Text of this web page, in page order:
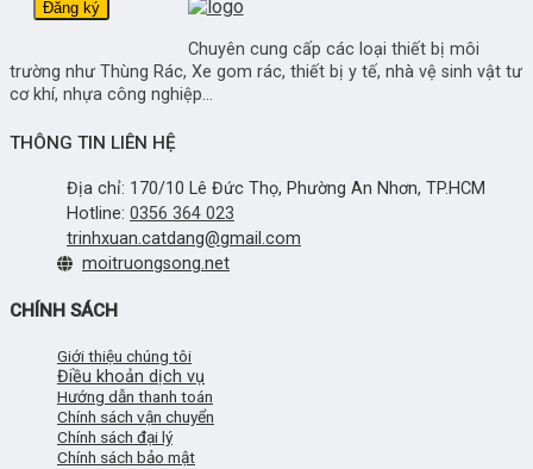
Chuyên cung cấp các loại thiết bị môi
trường như Thùng Rác, Xe gom rác, thiết bị y tế, nhà vệ sinh vật tư
cơ khí, nhựa công nghiệp...
THÔNG TIN LIÊN HỆ
Địa chỉ: 170/10 Lê Đức Thọ, Phường An Nhơn, TP.HCM
Hotline: 0356 364 023
trinhxuan.catdang@gmail.com
moitruongsong.net
CHÍNH SÁCH
Giới thiệu chúng tôi
Điều khoản dịch vụ
Hướng dẫn thanh toán
Chính sách vận chuyển
Chính sách đại lý
Chính sách bảo mật